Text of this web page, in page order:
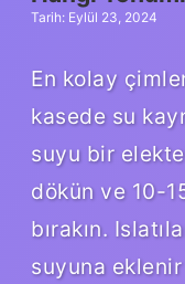
Tarih: Eylül 23, 2024
En kolay
kasede su
suyu bir
dökün ve 10-
bırakın.
suyuna